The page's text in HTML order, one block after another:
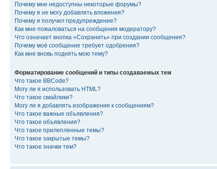
Почему мне недоступны некоторые форумы?
Почему я не могу добавлять вложения?
Почему я получил предупреждение?
Как мне пожаловаться на сообщения модератору?
Что означает кнопка «Сохранить» при создании сообщения?
Почему моё сообщение требует одобрения?
Как мне вновь поднять мою тему?
Форматирование сообщений и типы создаваемых тем
Что такое BBCode?
Могу ли я использовать HTML?
Что такое смайлики?
Могу ли я добавлять изображения к сообщениям?
Что такое важные объявления?
Что такое объявления?
Что такое прилепленные темы?
Что такое закрытые темы?
Что такое значки тем?